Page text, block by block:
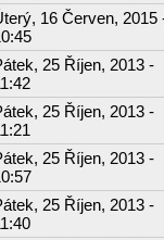
16 Červen, 2015
25 Říjen, 2013 -
25 Říjen, 2013 -
25 Říjen, 2013 -
25 Říjen, 2013 -